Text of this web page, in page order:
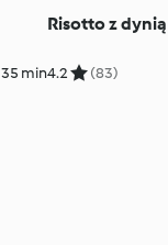
35 min
Risotto z
4.2 (83)